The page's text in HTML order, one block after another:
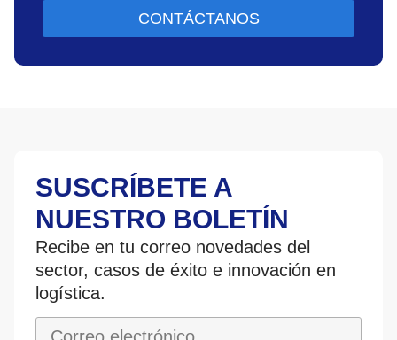
CONTÁCTANOS
SUSCRÍBETE A
NUESTRO BOLETÍN
Recibe en tu correo novedades del
sector, casos de éxito e innovación en
logística.